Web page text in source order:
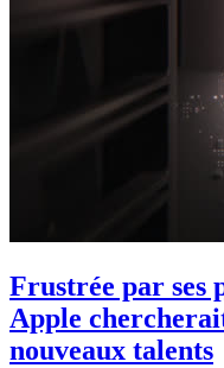
Frustrée par ses
Apple
nouveaux talents